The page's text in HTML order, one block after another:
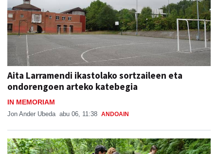
Aita Larramendi ikastolako sortzaileen eta
ondorengoen arteko katebegia
IN MEMORIAM
Jon Ander Ubeda abu 06, 11:38 ANDOAIN